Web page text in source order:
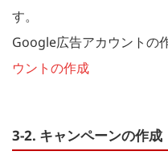
す。
Google広告アカウントの
ウントの作成
3-2. キャンペーンの作成